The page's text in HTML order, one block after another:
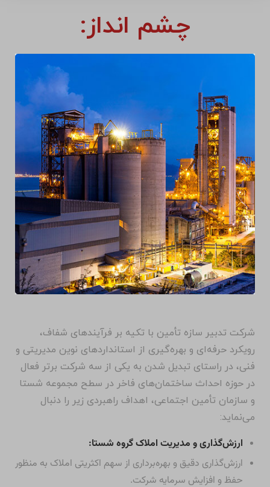
چشم انداز:
شرکت تدبیر سازه تأمین با تکیه بر فرآیندهای شفاف،
رویکرد حرفه‌ای و بهره‌گیری از استانداردهای نوین مدیریتی و
فنی، در راستای تبدیل شدن به یکی از سه شرکت برتر فعال
در حوزه احداث ساختمان‌های فاخر در سطح مجموعه شستا
و سازمان تأمین اجتماعی، اهداف راهبردی زیر را دنبال
می‌نماید:
ارزش‌گذاری و مدیریت املاک گروه شستا:
ارزش‌گذاری دقیق و بهره‌برداری از سهم اکثریتی املاک به منظور
حفظ و افزایش سرمایه شرکت.